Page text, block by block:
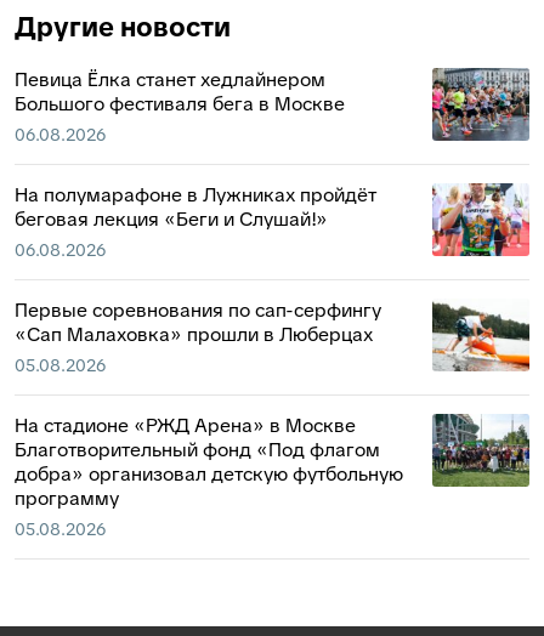
Другие новости
Певица Ёлка станет хедлайнером
Большого фестиваля бега в Москве
06.08.2026
На полумарафоне в Лужниках пройдёт
беговая лекция «Беги и Слушай!»
06.08.2026
Первые соревнования по сап-серфингу
«Сап Малаховка» прошли в Люберцах
05.08.2026
На стадионе «РЖД Арена» в Москве
Благотворительный фонд «Под флагом
добра» организовал детскую футбольную
программу
05.08.2026